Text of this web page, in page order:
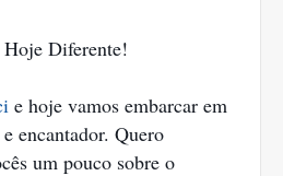
Diferente!
e hoje vamos embarcar em
encantador. Quero
um pouco sobre o